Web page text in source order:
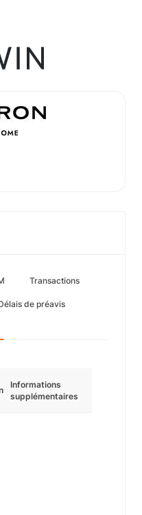
Transactions
de préavis
Informations
supplémentaires